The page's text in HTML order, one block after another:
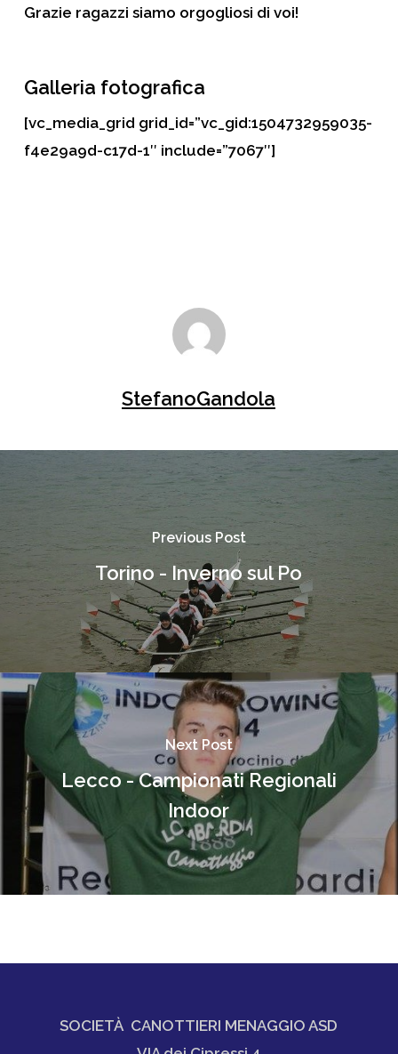
Grazie ragazzi siamo orgogliosi di voi!
Galleria fotografica
[vc_media_grid grid_id=”vc_gid:1504732959035-
f4e29a9d-c17d-1″ include=”7067″]
StefanoGandola
Previous Post
Torino - Inverno sul Po
Next Post
Lecco - Campionati Regionali
Indoor
SOCIETÀ CANOTTIERI MENAGGIO ASD